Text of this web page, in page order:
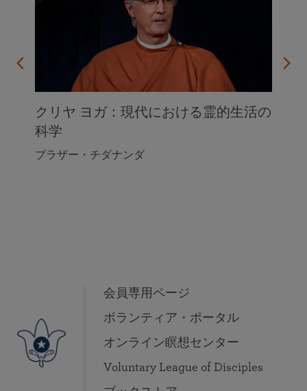
クリヤ ヨガ：現代における霊的生活の
科学
ブラザー・チダナンダ
会員専用ページ
ボランティア・ポータル
オンライン瞑想センター
Voluntary League of Disciples